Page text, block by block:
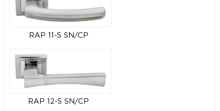
RAP 11-S SN/CP
RAP 12-S SN/CP